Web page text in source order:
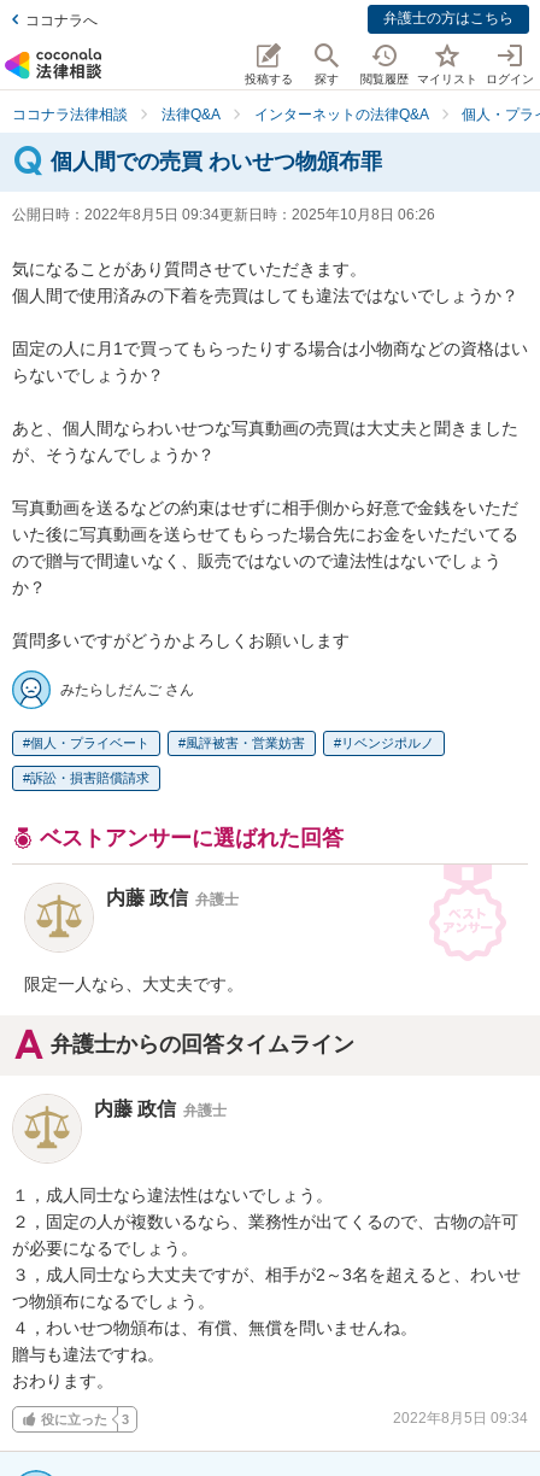
ココナラへ 弁護士の方はこちら
投稿する 探す 閲覧履歴 マイリスト ログイン
ココナラ法律相談 法律Q&A インターネットの法律Q&A 個人・プラ
個人間での売買 わいせつ物頒布罪
公開日時： 2022年8月5日 09:34更新日時： 2025年10月8日 06:26
気になることがあり質問させていただきます。
個人間で使用済みの下着を売買はしても違法ではないでしょうか？
固定の人に月1で買ってもらったりする場合は小物商などの資格はい
らないでしょうか？
あと、個人間ならわいせつな写真動画の売買は大丈夫と聞きました
が、そうなんでしょうか？
写真動画を送るなどの約束はせずに相手側から好意で金銭をいただ
いた後に写真動画を送らせてもらった場合先にお金をいただいてる
ので贈与で間違いなく、販売ではないので違法性はないでしょう
か？
質問多いですがどうかよろしくお願いします
みたらしだんご さん
個人・プライベート 風評被害・営業妨害 リベンジポルノ
訴訟・損害賠償請求
ベストアンサーに選ばれた回答
内藤 政信 弁護士
限定一人なら、大丈夫です。
弁護士からの回答タイムライン
内藤 政信 弁護士
１，成人同士なら違法性はないでしょう。
２，固定の人が複数いるなら、業務性が出てくるので、古物の許可
が必要になるでしょう。
３，成人同士なら大丈夫ですが、相手が2～3名を超えると、わいせ
つ物頒布になるでしょう。
４，わいせつ物頒布は、有償、無償を問いませんね。
贈与も違法ですね。
おわります。
役に立った 3 2022年8月5日 09:34